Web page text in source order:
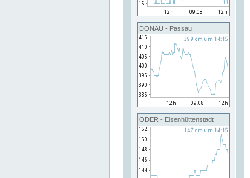
DONAU - Passau
ODER - Eisenhüttenstadt